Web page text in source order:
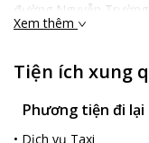
đường Nguyễn
vực này giúp du khách
Đồng Xuân. Từ nhà ga
đón taxi, chỉ khoảng
một địa điểm lý tưởng
Xem thêm
Tiện ích xung
Phương tiện đi lại
• Dịch vụ Taxi